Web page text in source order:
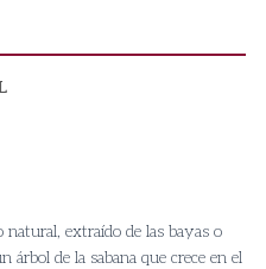
natural, extraído de las bayas o
de la sabana que crece en el